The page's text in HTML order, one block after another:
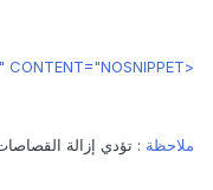
<META NAME="GOOGLEBOT" CONTENT="NOSNIPPET">
ملاحظة: تؤدي إزالة القصاصات